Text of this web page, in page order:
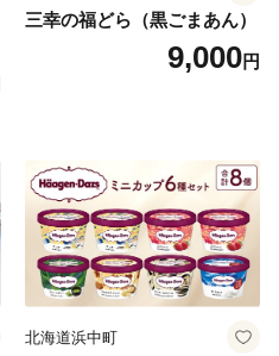
三幸の福どら（黒ごまあん）
9,000円
北海道浜中町